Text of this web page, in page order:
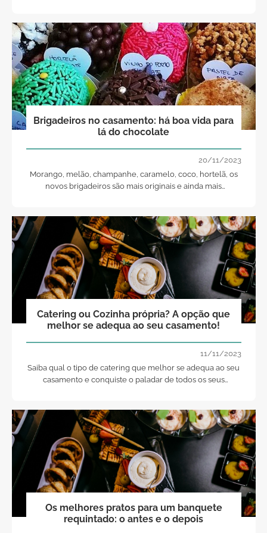
Brigadeiros no casamento: há boa vida para
lá do chocolate
20/11/2023
Morango, melão, champanhe, caramelo, coco, hortelã, os
novos brigadeiros são mais originais e ainda mais
Catering ou Cozinha própria? A opção que
melhor se adequa ao seu casamento!
11/11/2023
Saiba qual o tipo de catering que melhor se adequa ao seu
casamento e conquiste o paladar de todos os seus
Os melhores pratos para um banquete
requintado: o antes e o depois